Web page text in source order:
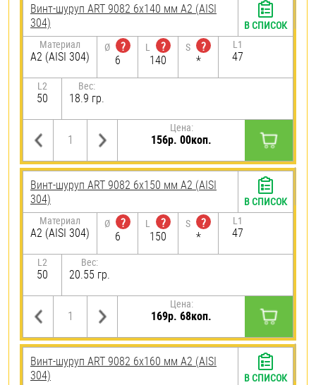
Винт-шуруп ART 9082 6х140 мм А2 (AISI
304)
Материал
А2 (AISI 304)
Ø
?
6
L
?
140
S
?
*
L1
47
L2
50
Вес:
18.9 гр.
Цена:
156р. 00коп.
В СПИСОК
Винт-шуруп ART 9082 6х150 мм А2 (AISI
304)
Материал
А2 (AISI 304)
Ø
?
6
L
?
150
S
?
*
L1
47
L2
50
Вес:
20.55 гр.
Цена:
169р. 68коп.
В СПИСОК
Винт-шуруп ART 9082 6х160 мм А2 (AISI
304)
В СПИСОК